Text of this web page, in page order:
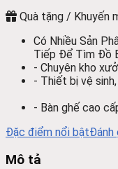
Quà tặng / Khuyến
Có Nhiều Sản
Tiếp Để Tìm Đồ
- Chuyên kho
- Thiết bị vệ
- Bàn ghế cao
Đặc điểm nổi bậtĐánh
Mô tả